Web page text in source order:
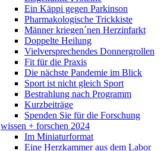
Ein Käppi gegen Parkinson
Pharmakologische Trickkiste
Männer kriegen´nen Herzinfarkt
Doppelte Heilung
Vielversprechendes Donnergrollen
Fit für die Praxis
Die nächste Pandemie im Blick
Sport ist nicht gleich Sport
Bestrahlung nach Programm
Kurzbeiträge
Spenden Sie für die Forschung
wissen + forschen 2024
Im Miniaturformat
Eine Herzkammer aus dem Labor